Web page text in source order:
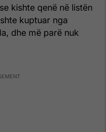
kishte qenë në listën
kuptuar nga
dhe më parë nuk